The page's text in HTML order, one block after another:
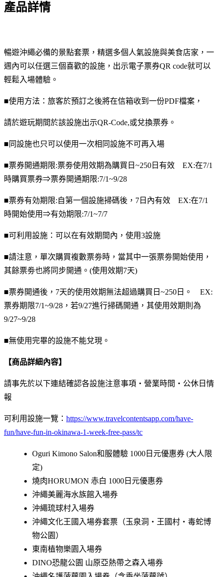
產品詳情
暢遊沖繩必備的景點套票，精選多個人氣設施與美食店家，一
週內可以任選三個喜歡的設施，出示電子票券QR code就可以
輕鬆入場體驗。
■使用方法：旅客於預訂之後將在信箱收到一份PDF檔案，
請於遊玩期間於該設施出示QR-Code,或兌換票券。
■同設施也只可以使用一次相同設施不可再入場
■票券開通期限:票劵使用效期為購買日~250日有效 EX:在7/1
時購買票券⇒票券開通期限:7/1~9/28
■票券有効期限:自第一個設施掃碼後，7日內有效 EX:在7/1
時開始使用⇒有効期限:7/1~7/7
■可利用設施：可以在有效期間內，使用3設施
■請注意，單次購買複數票劵時，當其中一張票劵開始使用，
其餘票劵也將同步開通。(使用效期7天)
■票券開通後，7天的使用效期無法超過購買日~250日。 EX:
票券期限7/1~9/28，若9/27進行掃碼開通，其使用效期則為
9/27~9/28
■無使用完畢的設施不能兌現。
【商品詳細內容】
請事先於以下連結確認各設施注意事項・營業時間・公休日情
報
可利用設施一覽： https://www.travelcontentsapp.com/have-
fun/have-fun-in-okinawa-1-week-free-pass/tc
Oguri Kimono Salon和服體驗 1000日元優惠券 (大人限
定)
燒肉HORUMON 赤白 1000日元優惠券
沖繩美麗海水族館入場券
沖繩琉球村入場券
沖繩文化王國入場券套票（玉泉洞・王國村・毒蛇博
物公園）
東南植物樂園入場券
DINO恐龍公園 山原亞熱帶之森入場券